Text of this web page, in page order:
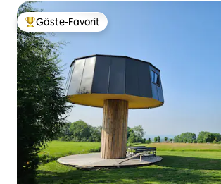
Beliebter Gäste-Favorit.
Gäste-Favorit